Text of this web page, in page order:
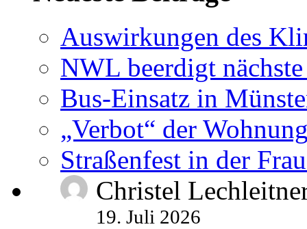
Auswirkungen des
NWL beerdigt
Bus-Einsatz in
„Verbot“ der
Straßenfest in der
Christel
19. Juli 2026